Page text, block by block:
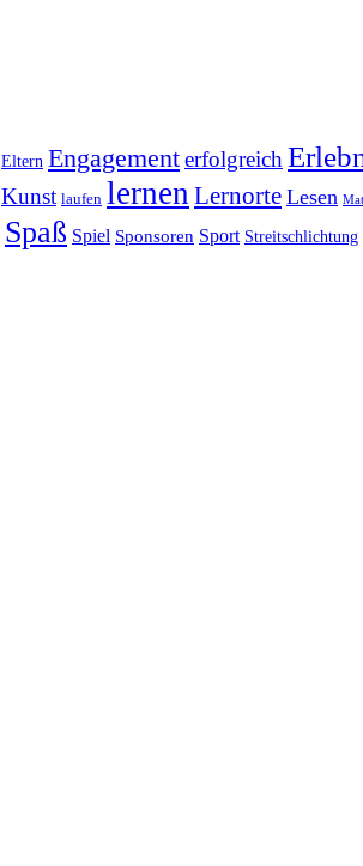
Eltern Engagementerfolgreich
Kunst laufen lernen Lernorte Lesen
Spaß Spiel Sponsoren Sport Streitschlichtung